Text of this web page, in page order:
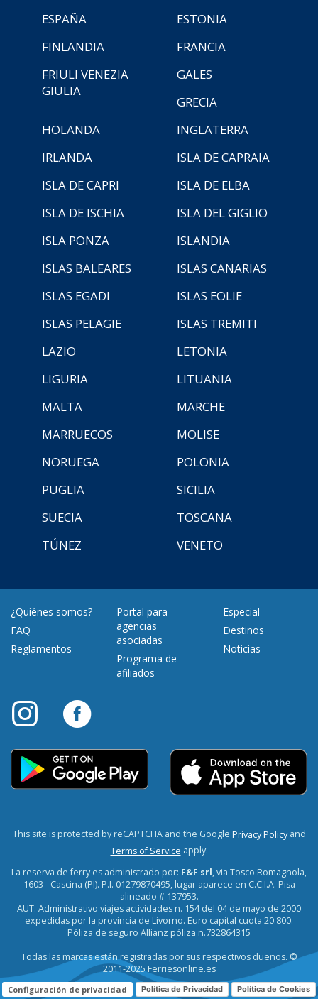
ESPAÑA
ESTONIA
FINLANDIA
FRANCIA
FRIULI VENEZIA
GIULIA
GALES
GRECIA
HOLANDA
INGLATERRA
IRLANDA
ISLA DE CAPRAIA
ISLA DE CAPRI
ISLA DE ELBA
ISLA DE ISCHIA
ISLA DEL GIGLIO
ISLA PONZA
ISLANDIA
ISLAS BALEARES
ISLAS CANARIAS
ISLAS EGADI
ISLAS EOLIE
ISLAS PELAGIE
ISLAS TREMITI
LAZIO
LETONIA
LIGURIA
LITUANIA
MALTA
MARCHE
MARRUECOS
MOLISE
NORUEGA
POLONIA
PUGLIA
SICILIA
SUECIA
TOSCANA
TÚNEZ
VENETO
¿Quiénes somos?
FAQ
Reglamentos
Portal para
agencias
asociadas
Programa de
afiliados
Especial
Destinos
Noticias
This site is protected by reCAPTCHA and the Google Privacy Policyand
Terms of Service apply.
La reserva de ferry es administrado por: F&F srl, via Tosco Romagnola,
1603 - Cascina (PI). P.I. 01279870495, lugar aparece en C.C.I.A. Pisa
alineado # 137953.
AUT. Administrativo viajes actividades n. 154 del 04 de mayo de 2000
expedidas por la provincia de Livorno. Euro capital cuota 20.800.
Póliza de seguro Allianz póliza n.732864315
Todas las marcas están registradas por sus respectivos dueños. ©
2011-2025 Ferriesonline.es
Configuración de privacidad Política de Privacidad Política de Cookies